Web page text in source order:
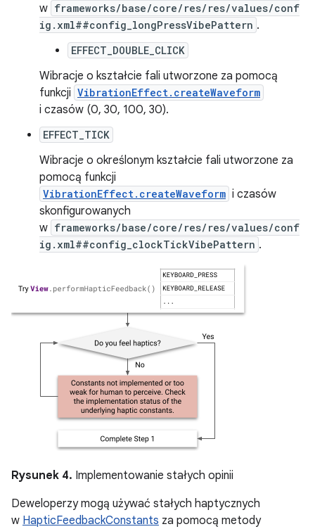
w frameworks/base/core/res/res/values/conf
ig.xml##config_longPressVibePattern .
EFFECT_DOUBLE_CLICK
Wibracje o kształcie fali utworzone za pomocą
funkcji VibrationEffect.createWaveform
i czasów (0, 30, 100, 30).
EFFECT_TICK
Wibracje o określonym kształcie fali utworzone za
pomocą funkcji
VibrationEffect.createWaveform i czasów
skonfigurowanych
w frameworks/base/core/res/res/values/conf
ig.xml##config_clockTickVibePattern .
Rysunek 4. Implementowanie stałych opinii
Deweloperzy mogą używać stałych haptycznych
w HapticFeedbackConstants za pomocą metody